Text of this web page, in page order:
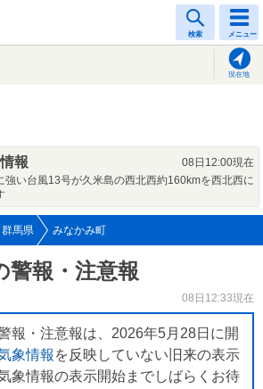
検索 メニュー
現在地
報
08日12:00現在
強い台風13号が久米島の西北西約160kmを西北西に
群馬県 みなかみ町
警報・注意報
08日12:33現在
報・注意報は、2026年5月28日に開
象情報 を反映していない旧来の表示
象情報の表示開始までしばらくお待